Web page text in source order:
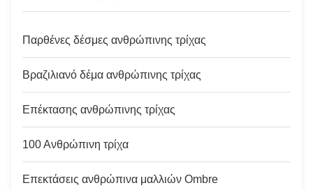
Παρθένες δέσμες ανθρώπινης τρίχας
Βραζιλιανό δέμα ανθρώπινης τρίχας
Επέκτασης ανθρώπινης τρίχας
100 Ανθρώπινη τρίχα
Επεκτάσεις ανθρώπινα μαλλιών Ombre